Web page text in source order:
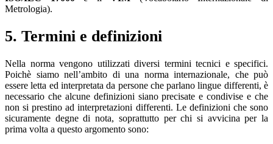
Metrologia).
5. Termini e definizioni
Nella norma vengono utilizzati diversi termini tecnici e specifici.
Poichè siamo nell’ambito di una norma internazionale, che può
essere letta ed interpretata da persone che parlano lingue differenti, è
necessario che alcune definizioni siano precisate e condivise e che
non si prestino ad interpretazioni differenti. Le definizioni che sono
sicuramente degne di nota, soprattutto per chi si avvicina per la
prima volta a questo argomento sono: